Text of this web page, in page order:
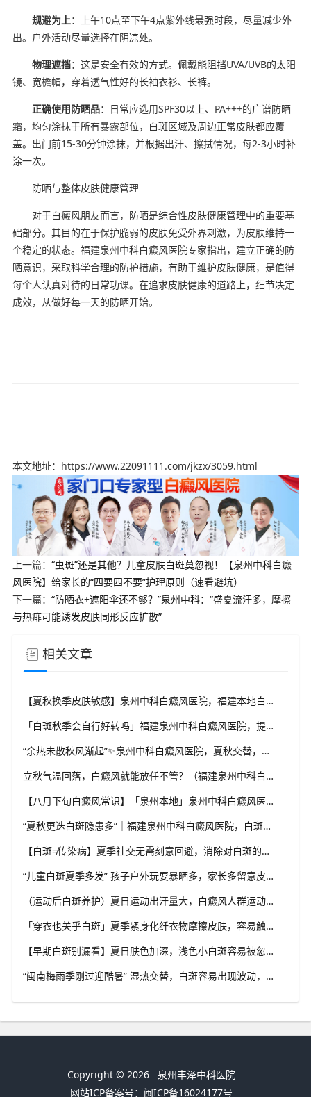
规避为上：上午10点至下午4点紫外线最强时段，尽量减少外
出。户外活动尽量选择在阴凉处。
物理遮挡：这是安全有效的方式。佩戴能阻挡UVA/UVB的太阳
镜、宽檐帽，穿着透气性好的长袖衣衫、长裤。
正确使用防晒品：日常应选用SPF30以上、PA+++的广谱防晒
霜，均匀涂抹于所有暴露部位，白斑区域及周边正常皮肤都应覆
盖。出门前15-30分钟涂抹，并根据出汗、擦拭情况，每2-3小时补
涂一次。
防晒与整体皮肤健康管理
对于白癜风朋友而言，防晒是综合性皮肤健康管理中的重要基
础部分。其目的在于保护脆弱的皮肤免受外界刺激，为皮肤维持一
个稳定的状态。福建泉州中科白癜风医院专家指出，建立正确的防
晒意识，采取科学合理的防护措施，有助于维护皮肤健康，是值得
每个人认真对待的日常功课。在追求皮肤健康的道路上，细节决定
成效，从做好每一天的防晒开始。
本文地址：https://www.22091111.com/jkzx/3059.html
上一篇： “虫斑”还是其他？儿童皮肤白斑莫忽视！【泉州中科白癜
风医院】给家长的“四要四不要”护理原则（速看避坑）
下一篇： “防晒衣+遮阳伞还不够？”泉州中科：“盛夏流汗多，摩擦
与热痱可能诱发皮肤同形反应扩散”
相关文章
【夏秋换季皮肤敏感】泉州中科白癜风医院，福建本地白斑朋友，做好日常护理很关键
「白斑秋季会自行好转吗」福建泉州中科白癜风医院，提醒广大患者切勿抱有侥幸心理
“余热未散秋风渐起”✨泉州中科白癜风医院，夏秋交替，白癜风患者饮食要多留心
立秋气温回落，白癜风就能放任不管？（福建泉州中科白癜风医院）这些误区要避开
【八月下旬白癜风常识】「泉州本地」泉州中科白癜风医院，换季调适，守护皮肤健康状态
“夏秋更迭白斑隐患多”｜福建泉州中科白癜风医院，白斑出现变化，切莫盲目自行处理
【白斑≠传染病】夏季社交无需刻意回避，消除对白斑的误解，泉州中科白癜风医院科普白癜风基础常识
“儿童白斑夏季多发” 孩子户外玩耍暴晒多，家长多留意皮肤变化，泉州中科白癜风医院浅谈孩童白斑相关护理
（运动后白斑养护）夏日运动出汗量大，白癜风人群运动需兼顾防晒与干爽，泉州中科白癜风医院分享运动注意点
「穿衣也关乎白斑」夏季紧身化纤衣物摩擦皮肤，容易触发同形反应，泉州中科白癜风医院推荐白斑人群穿搭选择
【早期白斑别漏看】夏日肤色加深，浅色小白斑容易被忽略，泉州中科白癜风医院提示发现异常白斑尽早筛查
“闽南梅雨季刚过迎酷暑” 湿热交替，白斑容易出现波动，泉州中科白癜风医院讲解潮湿环境下白斑护理重点
Copyright © 2026 泉州丰泽中科医院
网站ICP备案号：闽ICP备16024177号